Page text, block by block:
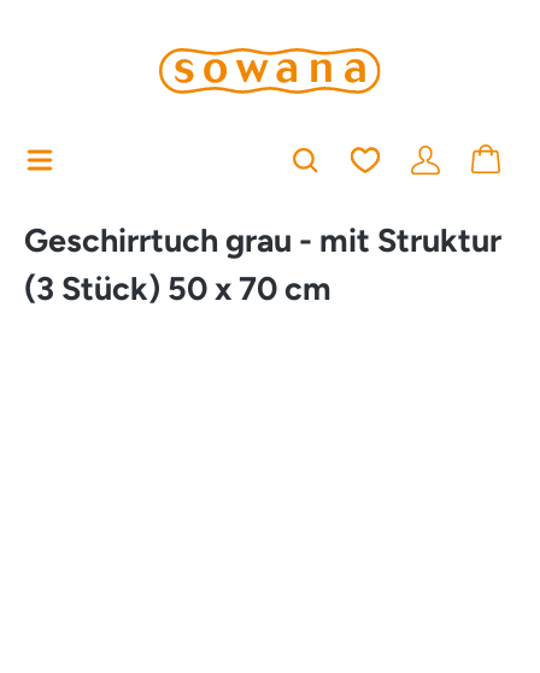
Du hast 0
Geschirrtuch grau - mit Struktur
(3 Stück) 50 x 70 cm